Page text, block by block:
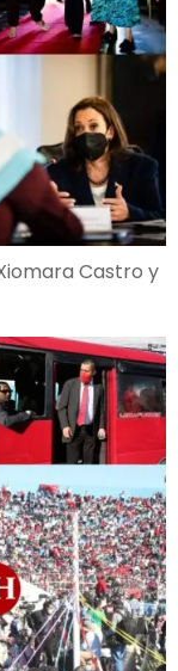
Castro y